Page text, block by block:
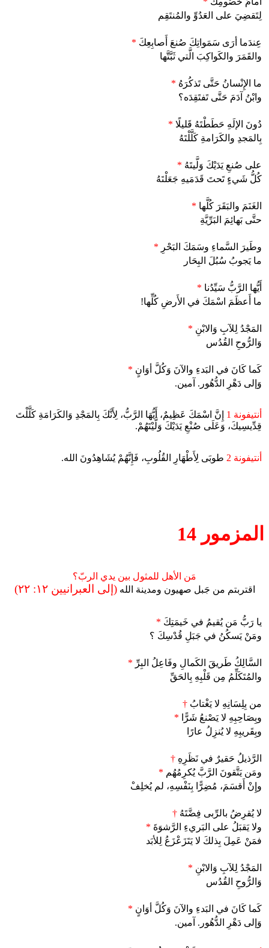
لِتَقضِيَ على العَدُوِّ والمُنتَقِم
عِندَما أرَى سَمَواتِكَ صُنعَ أَصابِعِكَ *
والقَمَرَ والكَواكِبَ الَّتي ثَبَّتَّها
ما الإِنْسانُ حَتَّى تَذكُرَهُ *
وابْنُ آدَمَ حَتَّى تَفتَقِدَه؟
دُونَ الإلَهِ حَطَطْتَهُ قَليلًا *
بِالمَجدِ والكَرَامةِ كَلَّلْتَهُ
على صُنعِ يَدَيْكَ وَلَّيتَهُ *
كُلُّ شَيءٍ تَحتَ قَدَمَيهِ جَعَلْتَهُ
الغَنَمَ والبَقَرَ كُلَّها *
حتَّى بَهائِمَ البَرِّيَّةِ
وطَيرَ السَّماءِ وسَمَكَ البَحْرِ *
ما يَجوبُ سُبُلَ البِحَار
أَيُّها الرَّبُّ سَيِّدُنا *
ما أَعظَمَ اسْمَكَ في الأَرضِ كُلِّها!
المَجْدُ لِلآبِ وَالابْنِ *
وَالرُّوحِ القُدُس
كَما كَانَ في البَدءِ والآنَ وَكُلَّ أوَانٍ *
وَإلى دَهْرِ الدُّهُور. آمين.
أنتيفونة 1
إِنَّ اسْمَكَ عَظِيمٌ، أَيُّهَا الرَّبُّ، لِأَنَّكَ بِالمَجْدِ وَالكَرَامَةِ كَلَّلْتَ
قِدِّيسِيكَ، وَعَلَى صُنْعِ يَدَيْكَ وَلَّيْتَهُمْ.
أنتيفونة 2 طوبَى لِأَطْهَارِ القُلُوبِ، فَإِنَّهُمْ يُشَاهِدُونَ الله.
المزمور 14
مَن الأهل للمثول بين يدي الربّ؟
اقتربتم من جَبل صهيون ومدينة الله(إلى العبرانيين ١٢: ٢٢)
يا رَبُّ مَن يُقيمُ في خَيمَتِكَ *
ومَنْ يَسكُنُ في جَبَلِ قُدْسِكَ ؟
السَّالِكُ طَريقَ الكَمالِ وفَاعِلُ البِرِّ *
والمُتَكَلِّمُ مِن قَلْبِهِ بِالحَقِّ
من بِلِسَانِهِ لا يَغْتابُ †
وبِصَاحِبِهِ لا يَصْنعُ شَرًّا *
وبِقَريبِهِ لا يُنزِلُ عارًا
الرَّذيلُ حَقيرٌ في نَظَرِهِ †
ومَن يَتَّقونَ الرَّبَّ يُكرِمُهُم *
وإِنْ أَقسَمَ، مُضِرًّا بِنَفْسِهِ، لم يُخلِفْ
لا يُقرِضُ بالرِّبى فِضَّتَهُ †
ولا يَقبَلُ على البَريءِ الرَّشوَةَ *
فمَنْ عَمِلَ بِذلكَ لا يَتَزَعْزَعُ لِلأبَد
المَجْدُ لِلآبِ وَالابْنِ *
وَالرُّوحِ القُدُس
كَما كَانَ في البَدءِ والآنَ وَكُلَّ أوَانٍ *
وَإلى دَهْرِ الدُّهُور. آمين.